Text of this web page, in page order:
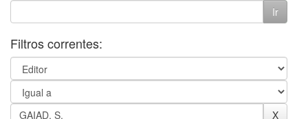
Filtros correntes: